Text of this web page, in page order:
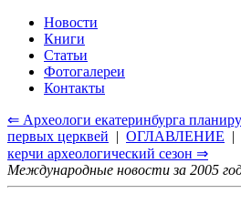
Новости
Книги
Статьи
Фотогалереи
Контакты
⇐ Археологи екатеринбурга
первых церквей | ОГЛАВЛЕНИЕ |
керчи археологический сезон ⇒
Международные новости за 2005